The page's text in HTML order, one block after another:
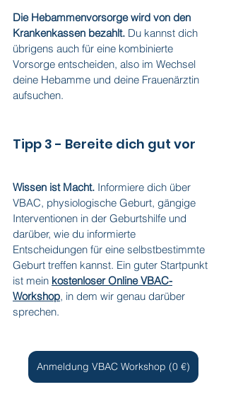
Die Hebammenvorsorge wird von den
Krankenkassen bezahlt. Du kannst dich
übrigens auch für eine kombinierte
Vorsorge entscheiden, also im Wechsel
deine Hebamme und deine Frauenärztin
aufsuchen.
Tipp 3 - Bereite dich gut vor
Wissen ist Macht. Informiere dich über
VBAC, physiologische Geburt, gängige
Interventionen in der Geburtshilfe und
darüber, wie du informierte
Entscheidungen für eine selbstbestimmte
Geburt treffen kannst. Ein guter Startpunkt
ist mein kostenloser Online VBAC-
Workshop, in dem wir genau darüber
sprechen.
Anmeldung VBAC Workshop (0 €)